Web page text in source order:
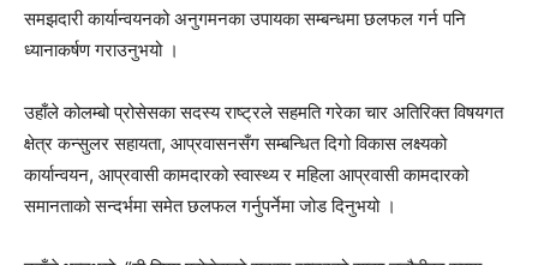
समझदारी कार्यान्वयनको अनुगमनका उपायका सम्बन्धमा छलफल गर्न पनि
ध्यानाकर्षण गराउनुभयो ।
उहाँले कोलम्बो प्रोसेसका सदस्य राष्ट्रले सहमति गरेका चार अतिरिक्त विषयगत
क्षेत्र कन्सुलर सहायता, आप्रवासनसँग सम्बन्धित दिगो विकास लक्ष्यको
कार्यान्वयन, आप्रवासी कामदारको स्वास्थ्य र महिला आप्रवासी कामदारको
समानताको सन्दर्भमा समेत छलफल गर्नुपर्नेमा जोड दिनुभयो ।